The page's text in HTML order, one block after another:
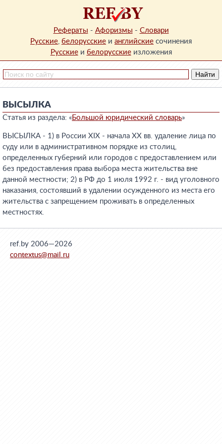
Рефераты - Афоризмы - Словари
Русские, белорусские и английские сочинения
Русскиеи белорусскиеизложения
ВЫСЫЛКА
Статья из раздела: «Большой юридический словарь»
ВЫСЫЛКА - 1) в России XIX - начала XX вв. удаление лица по
суду или в административном порядке из столиц,
определенных губерний или городов с предоставлением или
без предоставления права выбора места жительства вне
данной местности; 2) в РФ до 1 июля 1992 г. - вид уголовного
наказания, состоявший в удалении осужденного из места его
жительства с запрещением проживать в определенных
местностях.
ref.by 2006—2026
contextus@mail.ru